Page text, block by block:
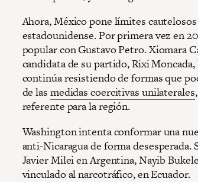
Ahora, México pone límites
estadounidense. Por primera vez en
popular con Gustavo Petro. Xiomara
candidata de su partido, Rixi
continúa resistiendo de formas que
de las medidas coercitivas unilaterales
referente para la región.
Washington intenta conformar una
anti-Nicaragua de forma desesperada.
Javier Milei en Argentina, Nayib
vinculado al narcotráfico, en Ecuador.